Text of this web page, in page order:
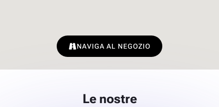
NAVIGA AL NEGOZIO
Le nostre